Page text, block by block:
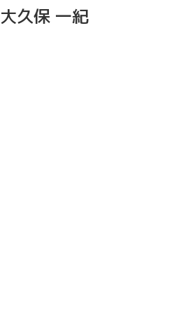
大久保 一紀